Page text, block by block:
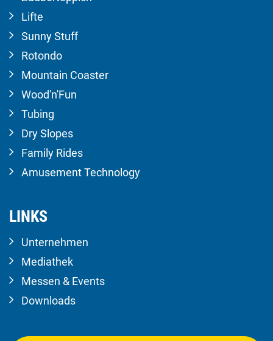
Lifte
Sunny Stuff
Rotondo
Mountain Coaster
Wood'n'Fun
Tubing
Dry Slopes
Family Rides
Amusement Technology
LINKS
Unternehmen
Mediathek
Messen & Events
Downloads